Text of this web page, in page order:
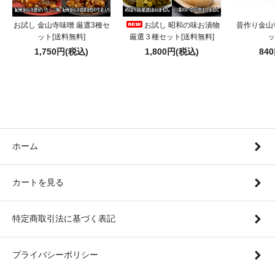
お試し 金山寺味噌 厳選3種セ
ット[送料無料]
1,750円(税込)
お試し 昭和の味お漬物
厳選３種セット[送料無料]
1,800円(税込)
昔作り金
ホーム
カートを見る
特定商取引法に基づく表記
プライバシーポリシー